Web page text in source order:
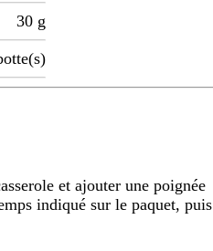
30 g
et ajouter une poignée
indiqué sur le paquet, puis